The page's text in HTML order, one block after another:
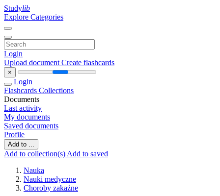
Studylib
Explore Categories
Login
Upload document Create flashcards
×
Login
Flashcards Collections
Documents
Last activity
My documents
Saved documents
Profile
Add to ...
Add to collection(s) Add to saved
Nauka
Nauki medyczne
Choroby zakaźne